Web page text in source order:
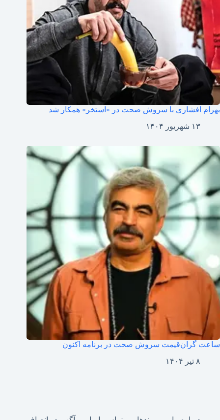
بهرام افشاری با سروش صحت در «استخر» همکار شد
۱۳ شهریور ۱۴۰۴
ساعت گران‌قیمت سروش صحت در برنامه اکنون
۸ تیر ۱۴۰۴